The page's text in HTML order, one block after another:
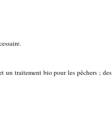
un traitement bio pour les pêchers ; des